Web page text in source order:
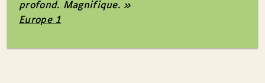
profond. Magnifique. »
Europe 1